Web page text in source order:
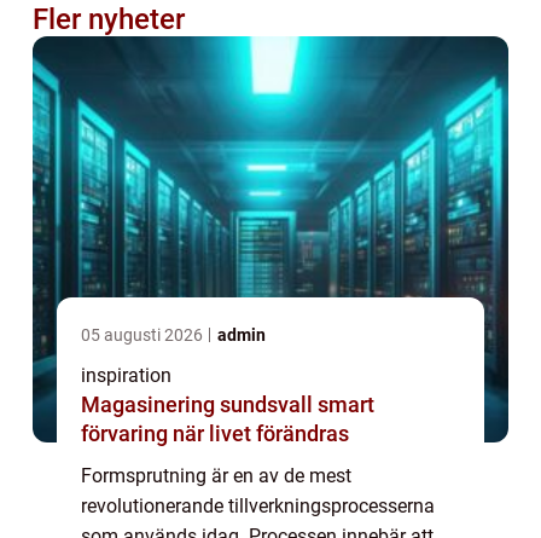
Fler nyheter
05 augusti 2026 admin
inspiration
Magasinering sundsvall smart
förvaring när livet förändras
Formsprutning är en av de mest
revolutionerande tillverkningsprocesserna